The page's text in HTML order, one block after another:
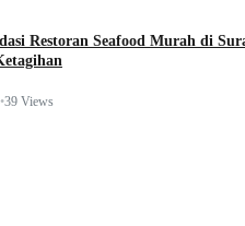
Restoran Seafood Murah di
•39 Views